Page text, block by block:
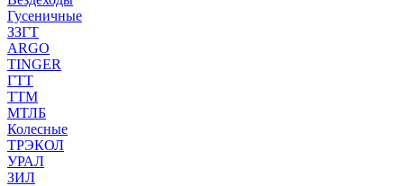
Гусеничные
ЗЗГТ
ARGO
TINGER
ГТТ
ТТМ
МТЛБ
Колесные
ТРЭКОЛ
УРАЛ
ЗИЛ